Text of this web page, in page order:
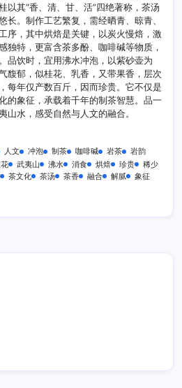
以其“香、清、甘、活”四绝著称，茶汤
长。制作工艺繁复，需经晒青、晾青、
序，其中烘焙是关键，以炭火慢焙，激
独特，更富含茶多酚、咖啡碱等物质，
品饮时，宜用沸水冲泡，以紫砂壶为
馥郁，似桂花、乳香，又带果香，层次
每年仅产数百斤，因而珍贵。它不仅是
的象征，承载着千年的制茶智慧。品一
山水，感受自然与人文的融合。
人文 冲泡 制茶 咖啡碱 岩茶
岩韵
武夷山 沸水 消食 烘焙 珍贵
稀少
茶文化 茶汤 茶香 融合 解腻
象征